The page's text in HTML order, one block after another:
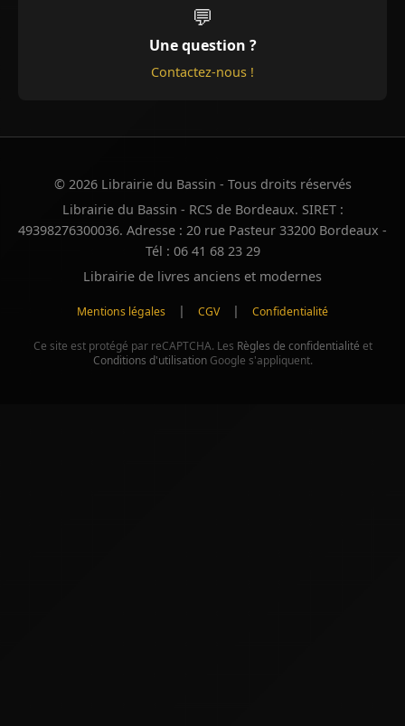
💬
Une question ?
Contactez-nous !
© 2026 Librairie du Bassin - Tous droits réservés
Librairie du Bassin - RCS de Bordeaux. SIRET :
49398276300036. Adresse : 20 rue Pasteur 33200 Bordeaux -
Tél : 06 41 68 23 29
Librairie de livres anciens et modernes
Mentions légales | CGV | Confidentialité
Ce site est protégé par reCAPTCHA. Les Règles de confidentialité et
Conditions d'utilisationGoogle s'appliquent.